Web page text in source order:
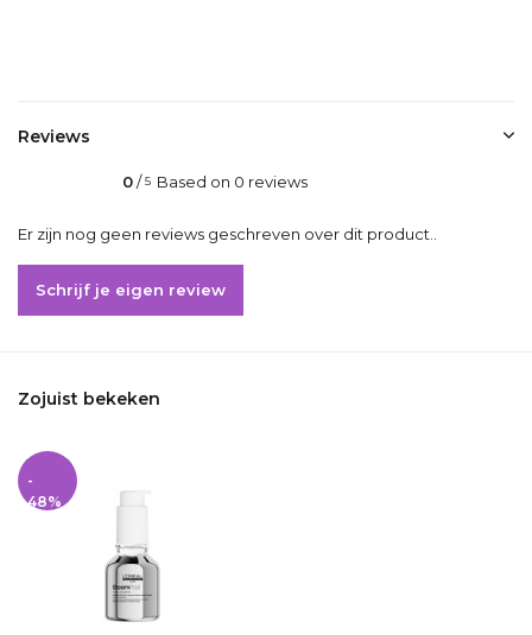
Reviews
0/5 Based on 0 reviews
Er zijn nog geen reviews geschreven over dit product..
Schrijf je eigen review
Zojuist bekeken
-
48%